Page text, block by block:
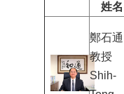
姓名
鄭石通
教授
Shih-